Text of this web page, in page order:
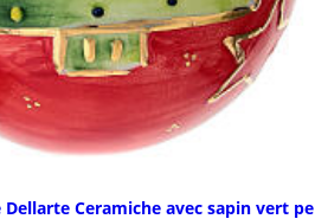
Dellarte Ceramiche avec sapin vert